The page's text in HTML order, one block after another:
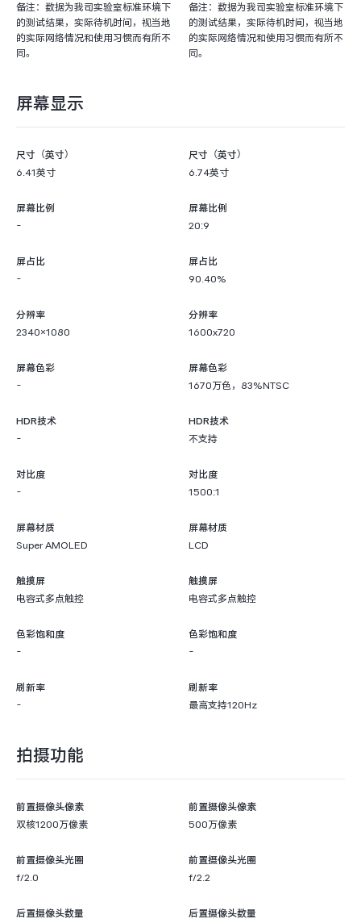
备注：数据为我司实验室标准环境下
的测试结果，实际待机时间，视当地
的实际网络情况和使用习惯而有所不
同。
备注：数据为我司实验室标准环境下
的测试结果，实际待机时间，视当地
的实际网络情况和使用习惯而有所不
同。
屏幕显示
尺寸（英寸）
6.41英寸
尺寸（英寸）
6.74英寸
屏幕比例
-
屏幕比例
20:9
屏占比
-
屏占比
90.40%
分辨率
2340×1080
分辨率
1600x720
屏幕色彩
-
屏幕色彩
1670万色，83%NTSC
HDR技术
-
HDR技术
不支持
对比度
-
对比度
1500:1
屏幕材质
Super AMOLED
屏幕材质
LCD
触摸屏
电容式多点触控
触摸屏
电容式多点触控
色彩饱和度
-
色彩饱和度
-
刷新率
-
刷新率
最高支持120Hz
拍摄功能
前置摄像头像素
双核1200万像素
前置摄像头像素
500万像素
前置摄像头光圈
f/2.0
前置摄像头光圈
f/2.2
后置摄像头数量
后置摄像头数量